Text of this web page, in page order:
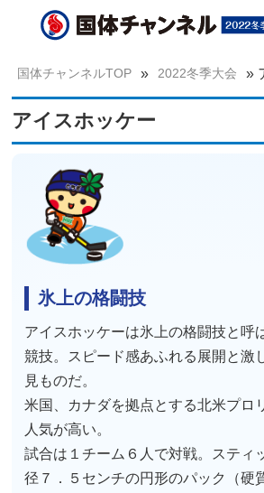
国体チャンネルTOP » 2022冬季大会 »
アイスホッケー
氷上の格闘技
アイスホッケーは氷上の格闘技と呼
競技。スピード感あふれる展開と激
見ものだ。
米国、カナダを拠点とする北米プロ
人気が高い。
試合は１チーム６人で対戦。スティ
径７．５センチの円形のパック（硬